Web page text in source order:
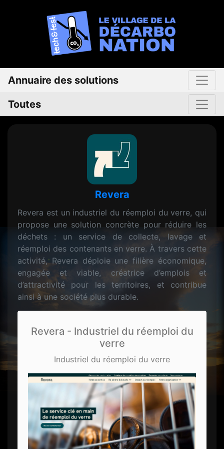
Annuaire des solutions
Toutes
Revera
Revera est un industriel du réemploi du verre, qui
propose une solution concrète pour réduire les
déchets : un service de collecte, lavage et
réemploi des contenants en verre. À travers cette
activité, Revera déploie une filière économique,
engagée et viable, créatrice d’emplois et
d’attractivité pour les territoires, et contribue
ainsi à une société plus durable.
Revera - Industriel du réemploi du
verre
Industriel du réemploi du verre